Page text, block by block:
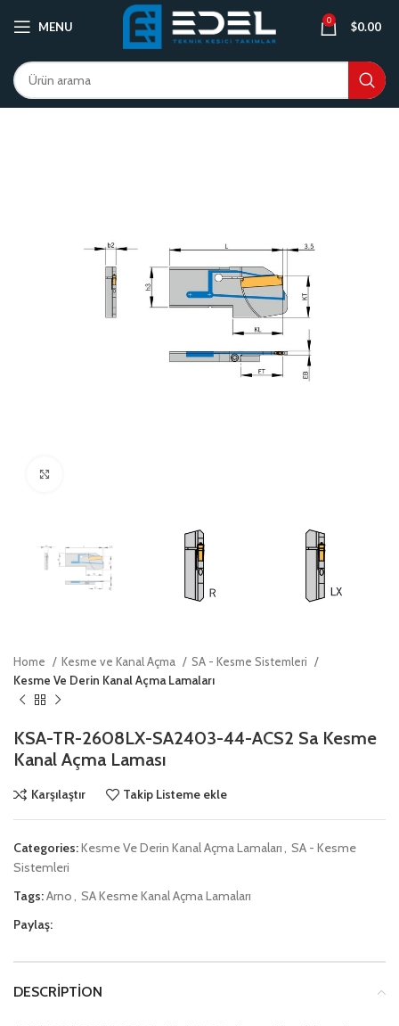
MENU 0 $0.00
Home Kesme ve Kanal Açma
SA - Kesme Sistemleri
Kesme Ve Derin Kanal Açma Lamaları
KSA-TR-2608LX-SA2403-44-ACS2 Sa Kesme
Kanal Açma Laması
Karşılaştır Takip Listeme ekle
Categories:Kesme Ve Derin Kanal Açma Lamaları
SA - Kesme
Sistemleri
Tags:Arno
SA Kesme Kanal Açma Lamaları
Paylaş:
DESCRIPTION